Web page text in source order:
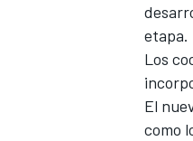
etapa.
Los
El
como